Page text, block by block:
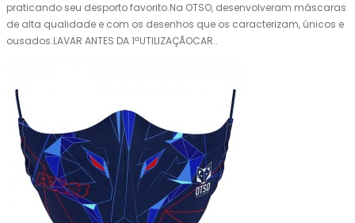
praticando seu desporto favorito.Na OTSO, desenvolveram máscaras
de alta qualidade e com os desenhos que os caracterizam, únicos e
ousados.LAVAR ANTES DA 1ªUTILIZAÇÃOCAR..